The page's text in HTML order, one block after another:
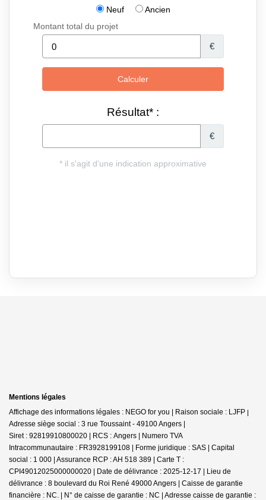
Mentions légales
Affichage des informations légales : NEGO for you | Raison sociale : LJFP |
Adresse siège social : 3 rue Toussaint - 49100 Angers |
Siret : 92819910800020 | RCS : Angers | Numero TVA
Intracommunautaire : FR3928199108 | Forme juridique : SAS | Capital
social : 1 000 | Assurance RCP : AH 518 389 | Carte T :
CPI49012025000000020 | Date de délivrance : 2025-12-17 | Lieu de
délivrance : 8 boulevard du Roi René 49000 Angers | Caisse de garantie
financière : NC. | N° de caisse de garantie : NC | Adresse caisse de garantie :